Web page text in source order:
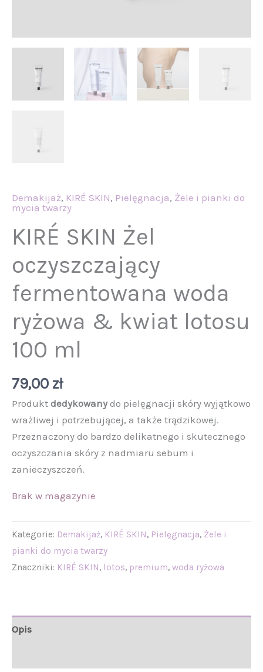
Demakijaż, KIRÉ SKIN, Pielęgnacja, Żele i pianki do
mycia twarzy
KIRÉ SKIN Żel
oczyszczający
fermentowana woda
ryżowa & kwiat lotosu
100 ml
79,00 zł
Produkt dedykowanydo pielęgnacji skóry wyjątkowo
wrażliwej i potrzebującej, a także trądzikowej.
Przeznaczony do bardzo delikatnego i skutecznego
oczyszczania skóry z nadmiaru sebum i
zanieczyszczeń.
Brak w magazynie
Kategorie: Demakijaż, KIRÉ SKIN, Pielęgnacja, Żele i
pianki do mycia twarzy
Znaczniki: KIRÉ SKIN, lotos, premium, woda ryżowa
Opis